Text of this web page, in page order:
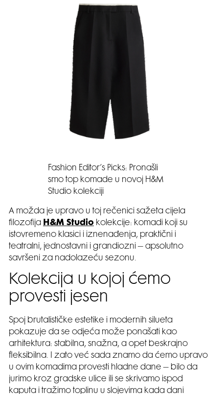
Fashion Editor’s Picks: Pronašli
smo top komade u novoj H&M
Studio kolekciji
A možda je upravo u toj rečenici sažeta cijela
filozofija H&M Studio kolekcije: komadi koji su
istovremeno klasici i iznenađenja, praktični i
teatralni, jednostavni i grandiozni – apsolutno
savršeni za nadolazeću sezonu.
Kolekcija u kojoj ćemo
provesti jesen
Spoj brutalističke estetike i modernih silueta
pokazuje da se odjeća može ponašati kao
arhitektura: stabilna, snažna, a opet beskrajno
fleksibilna. I zato već sada znamo da ćemo upravo
u ovim komadima provesti hladne dane – bilo da
jurimo kroz gradske ulice ili se skrivamo ispod
kaputa i tražimo toplinu u slojevima kada dani